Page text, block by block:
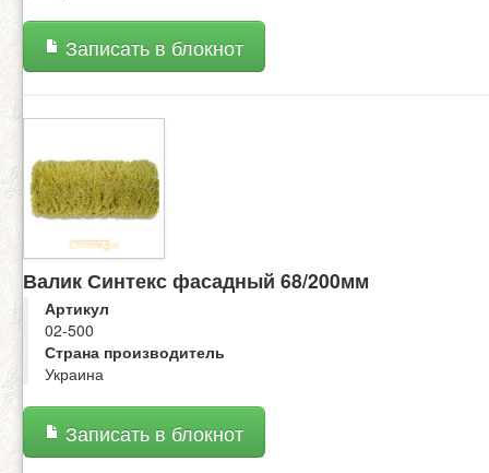
Записать в блокнот
Валик Синтекс фасадный 68/200мм
Артикул
02-500
Страна производитель
Украина
Записать в блокнот